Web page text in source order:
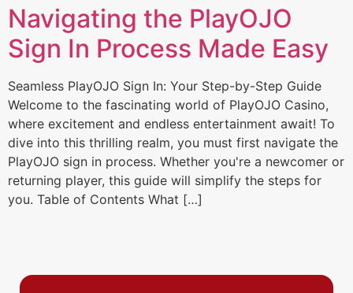
Navigating the PlayOJO
Sign In Process Made Easy
Seamless PlayOJO Sign In: Your Step-by-Step Guide
Welcome to the fascinating world of PlayOJO Casino,
where excitement and endless entertainment await! To
dive into this thrilling realm, you must first navigate the
PlayOJO sign in process. Whether you're a newcomer or
returning player, this guide will simplify the steps for
you. Table of Contents What […]